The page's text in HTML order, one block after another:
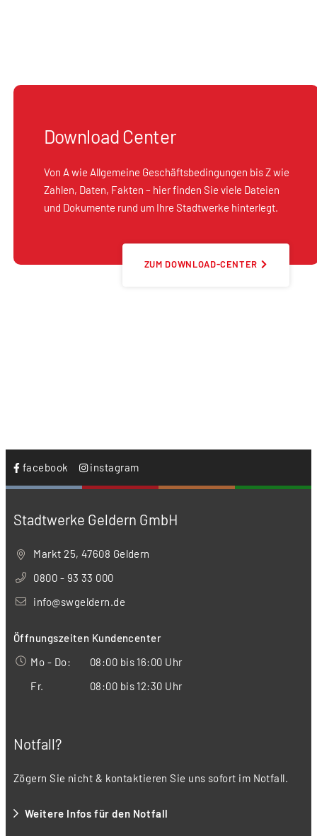
Download Center
Von A wie Allgemeine Geschäftsbedingungen bis Z wie
Zahlen, Daten, Fakten – hier finden Sie viele Dateien
und Dokumente rund um Ihre Stadtwerke hinterlegt.
ZUM DOWNLOAD-CENTER
facebook instagram
Stadtwerke Geldern GmbH
Markt 25, 47608 Geldern
0800 - 93 33 000
info@swgeldern.de
Öffnungszeiten Kundencenter
Mo - Do:
08:00 bis 16:00 Uhr
Fr.
08:00 bis 12:30 Uhr
Notfall?
Zögern Sie nicht & kontaktieren Sie uns sofort im Notfall.
Weitere Infos für den Notfall